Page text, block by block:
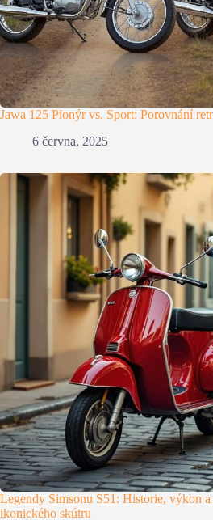
Jawa 125 Pionýr vs. Sport: Porovnání
6 června, 2025
Legendy Simsonu S51: Historie, výkon a
ikonického skútru